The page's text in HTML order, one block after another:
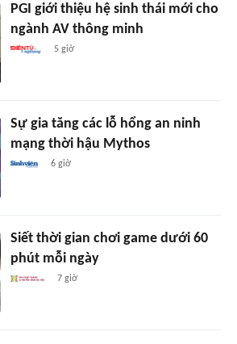
PGI giới thiệu hệ sinh thái mới cho
ngành AV thông minh
5 giờ
Sự gia tăng các lỗ hổng an ninh
mạng thời hậu Mythos
6 giờ
Siết thời gian chơi game dưới 60
phút mỗi ngày
7 giờ